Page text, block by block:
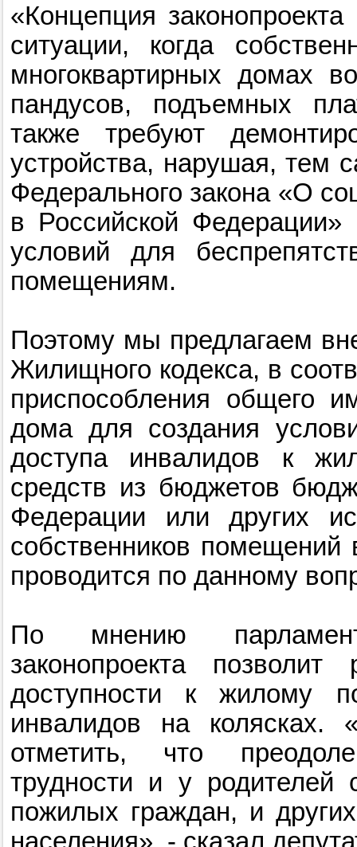
«Концепция
ситуации, когда
многоквартирных домах
пандусов, подъемных
также требуют
устройства, нарушая, тем
Федерального закона «О
в Российской
условий для
помещениям.
Поэтому мы предлагаем
Жилищного кодекса, в
приспособления общего
дома для создания
доступа инвалидов к
средств из бюджетов
Федерации или других
собственников помещений
проводится по данному
По мнению
законопроекта
доступности к жилому
инвалидов на колясках.
отметить, что
трудности и у родителей
пожилых граждан, и
населения», - сказал